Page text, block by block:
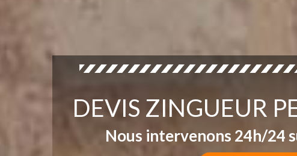
DEVIS ZINGUEUR
Nous intervenons 24h/24